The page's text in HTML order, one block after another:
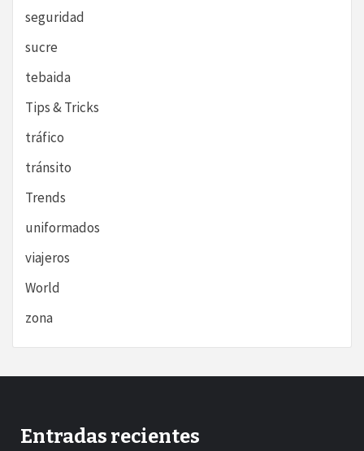
seguridad
sucre
tebaida
Tips & Tricks
tráfico
tránsito
Trends
uniformados
viajeros
World
zona
Entradas recientes